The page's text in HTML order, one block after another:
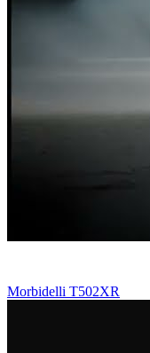
Morbidelli T502XR